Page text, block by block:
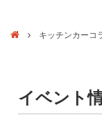
キッチンカーコ
イベント